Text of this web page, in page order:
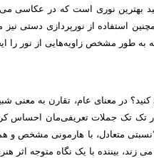
بهترین نوری است که در عکاسی
استفاده از نورپردازی دستی
طور مشخص زاویه‌هایی از نور را
در معنای عام، تقارن به
تک جملات تعریفی‌مان احساس
متعادل، با هارمونی مشخص و
بیننده با یک نگاه متوجه اثر